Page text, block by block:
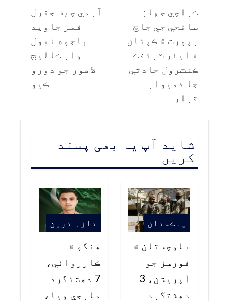
ڪراچي جهاز
سانحي جي جاچ
رپورٽ ۾ ڪپتان
۽ ايئر ٽرئفڪ
ڪنٽرول حادثي
جا ذميوار
قرار
آرمي چيف جنرل
قمر جاويد
باجوه نيول
وار ڪاليج
لاهور جو دورو
ڪيو
شاید آپ یہ بھی پسند
کریں
پاڪستان
بلوچستان ۾
فورسز جو
آپريشن، 3
دهشتگرد
تازہ ترین
هنگو ۾
ڪارروائي،
7 دهشتگرد
مارجي ويا،